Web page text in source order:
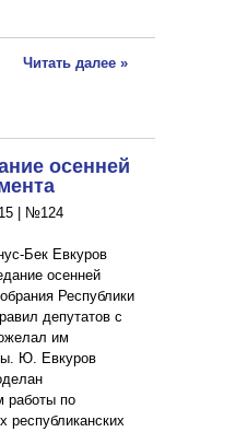
Читать далее »
осенней
№124
Бек Евкуров
осенней
Республики
депутатов с
им
Ю. Евкуров
работы по
республиканских